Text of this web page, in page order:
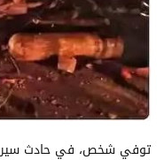
توفي شخص، في حادث سير